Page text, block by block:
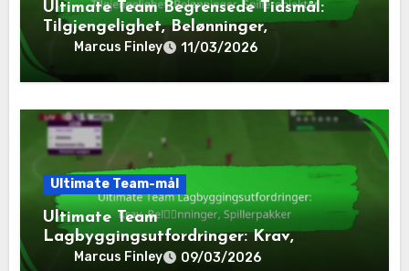
Ultimate Team Begrensede Tidsmål:
Tilgjengelighet, Belønninger,
Spillerobjekter
Marcus Finley 11/03/2026
Ultimate Team-mål
Ultimate Team
Lagbyggingsutfordringer: Krav,
Belønninger, Spillerpakker
Marcus Finley 09/03/2026